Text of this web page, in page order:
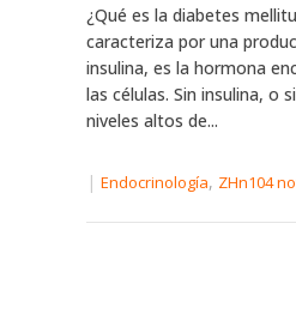
¿Qué es la diabetes
caracteriza por una
insulina, es la hormona
las células. Sin insulina, o
niveles altos de...
| Endocrinología, ZHn104